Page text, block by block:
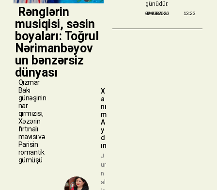
​ Rənglərin
musiqisi, səsin
boyaları: Toğrul
Nərimanbəyov
un bənzərsiz
dünyası
Qızmar
Bakı
günəşinin
nar
qırmızısı,
Xəzərin
fırtınalı
mavisi və
Parisin
romantik
gümüşü
X
a
nı
m
A
y
d
ın
J
ur
n
al
günüdür.
BAKIBAKU
08/08/2026 13:23